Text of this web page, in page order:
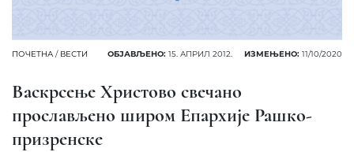
ПОЧЕТНА / ВЕСТИ ОБЈАВЉЕНО: 15. АПРИЛ 2012. ИЗМЕЊЕНО: 11/10/2020
Васкрсење Христово свечано
прослављено широм Епархије Рашко-
призренске